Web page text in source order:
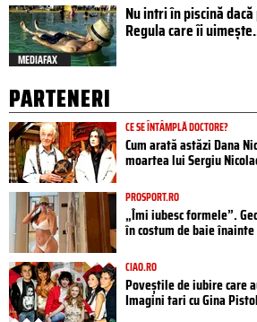
MEDIAFAX
Nu intri în piscină
Regula care îi
PARTENERI
CE SE ÎNTÂMPLĂ DOCTORE?
Cum arată astăzi Dana
moartea lui Sergiu
PROSPORT.RO
„Îmi iubesc formele”.
în costum de baie
CIAO.RO
Poveştile de iubire care
Imagini tari cu Gina